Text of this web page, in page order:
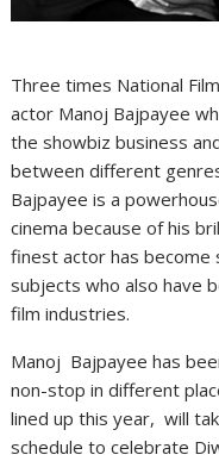
Three times National
actor Manoj Bajpayee
the showbiz business
between different
Bajpayee is a
cinema because of his
finest actor has become
subjects who also have
film industries.
Manoj Bajpayee has
non-stop in different
lined up this year, will
schedule to celebrate